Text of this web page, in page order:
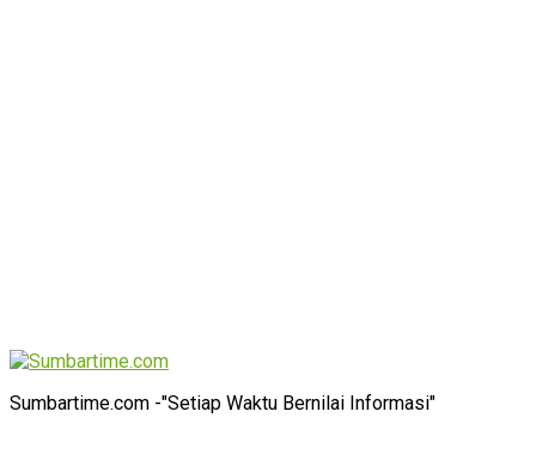
Sumbartime.com -"Setiap Waktu Bernilai Informasi"